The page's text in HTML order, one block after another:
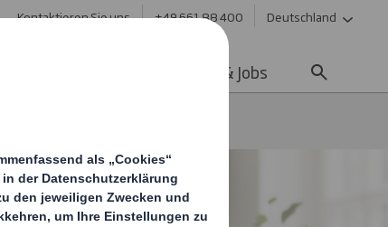
Kontaktieren Sie uns +49 661 88 400 Deutschland
Karriere & Jobs